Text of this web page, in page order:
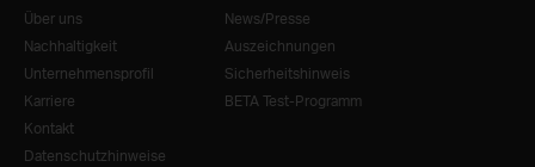
Über uns
Nachhaltigkeit
Unternehmensprofil
Karriere
Kontakt
Datenschutzhinweise
News/Presse
Auszeichnungen
Sicherheitshinweis
BETA Test-Programm